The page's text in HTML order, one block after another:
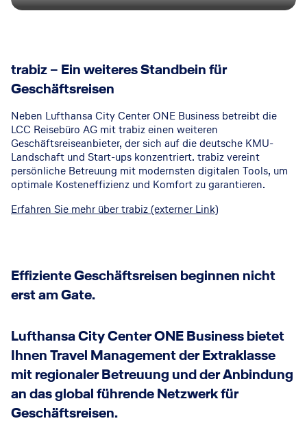
trabiz – Ein weiteres Standbein für
Geschäftsreisen
Neben Lufthansa City Center ONE Business betreibt die
LCC Reisebüro AG mit trabiz einen weiteren
Geschäftsreiseanbieter, der sich auf die deutsche KMU-
Landschaft und Start-ups konzentriert. trabiz vereint
persönliche Betreuung mit modernsten digitalen Tools, um
optimale Kosteneffizienz und Komfort zu garantieren.
Erfahren Sie mehr über trabiz (externer Link)
Effiziente Geschäftsreisen beginnen nicht
erst am Gate.
Lufthansa City Center ONE Business bietet
Ihnen Travel Management der Extraklasse
mit regionaler Betreuung und der Anbindung
an das global führende Netzwerk für
Geschäftsreisen.